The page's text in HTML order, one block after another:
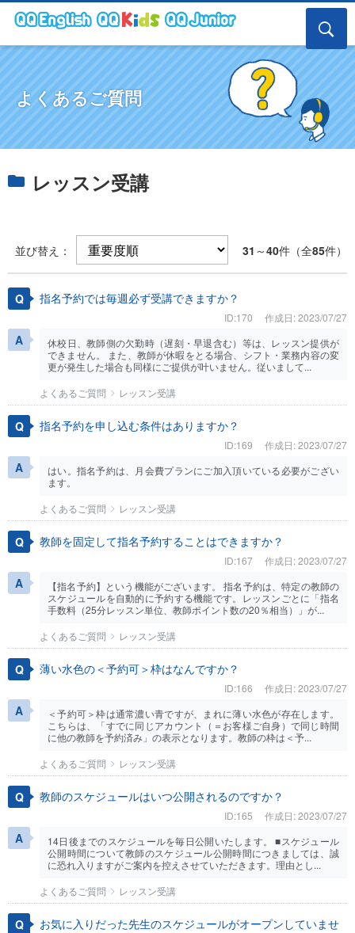
よくあるご質問
レッスン受講
並び替え： 31 ～40件（全85件）
指名予約では毎週必ず受講できますか？
ID:170
作成日: 2023/07/27
休校日、教師側の欠勤時（遅刻・早退含む）等は、レッスン提供が
できません。 また、教師が休暇をとる場合、シフト・業務内容の変
更が発生した場合も同様にご提供が叶いません。従いまして...
よくあるご質問
レッスン受講
指名予約を申し込む条件はありますか？
ID:169
作成日: 2023/07/27
はい。指名予約は、月会費プランにご加入頂いている必要がござい
ます。
よくあるご質問
レッスン受講
教師を固定して指名予約することはできますか？
ID:167
作成日: 2023/07/27
【指名予約】という機能がございます。 指名予約は、特定の教師の
スケジュールを自動的に予約する機能です。レッスンごとに「指名
手数料（25分レッスン単位、教師ポイント数の20％相当）」が...
よくあるご質問
レッスン受講
薄い水色の＜予約可＞枠はなんですか？
ID:166
作成日: 2023/07/27
＜予約可＞枠は通常濃い青ですが、まれに薄い水色が存在します。
こちらは、「すでに同じアカウント（＝お客様ご自身）で同じ時間
に他の教師を予約済み」の表示となります。教師の枠は＜予...
よくあるご質問
レッスン受講
教師のスケジュールはいつ公開されるのですか？
ID:165
作成日: 2023/07/27
14日後までのスケジュールを毎日公開いたします。 ■スケジュール
公開時間について教師のスケジュール公開時間につきましては、誠
に恐れ入りますがご案内を控えさせていただきます。理由とし...
よくあるご質問
レッスン受講
お気に入りだった先生のスケジュールがオープンしていませ